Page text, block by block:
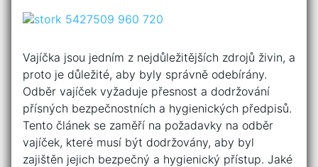
Vajíčka jsou jedním z nejdůležitějších zdrojů živin, a
proto je důležité, aby byly správně odebírány.
Odběr vajíček vyžaduje přesnost a dodržování
přísných bezpečnostních a hygienických předpisů.
Tento článek se zaměří na požadavky na odběr
vajíček, které musí být dodržovány, aby byl
zajištěn jejich bezpečný a hygienický přístup. Jaké